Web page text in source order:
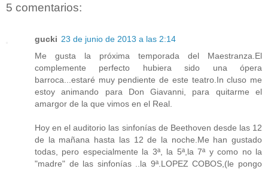
5 comentarios:
gucki 23 de junio de 2013 a las 2:14
Me gusta la próxima temporada del Maestranza.El
complemente perfecto hubiera sido una ópera
barroca...estaré muy pendiente de este teatro.In cluso me
estoy animando para Don Giavanni, para quitarme el
amargor de la que vimos en el Real.
Hoy en el auditorio las sinfonías de Beethoven desde las 12
de la mañana hasta las 12 de la noche.Me han gustado
todas, pero especialmente la 3ª, la 5ª,la 7ª y como no la
"madre" de las sinfonías ..la 9ª.LOPEZ COBOS,(le pongo